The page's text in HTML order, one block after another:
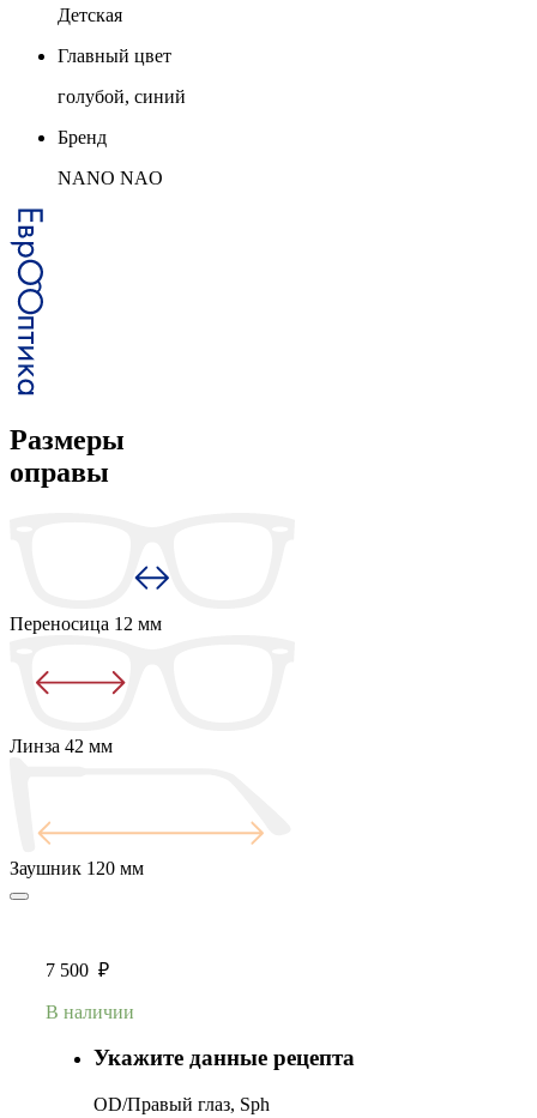
Детская
Главный цвет
голубой, синий
Бренд
NANO NAO
Размеры
оправы
Переносица 12 мм
Линза 42 мм
Заушник 120 мм
7 500 ₽
В наличии
Укажите данные рецепта
OD/Правый глаз, Sph